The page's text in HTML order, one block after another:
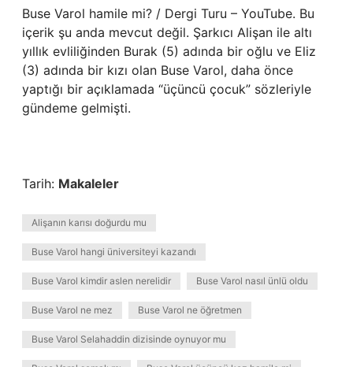
Buse Varol hamile mi? / Dergi Turu – YouTube. Bu
içerik şu anda mevcut değil. Şarkıcı Alişan ile altı
yıllık evliliğinden Burak (5) adında bir oğlu ve Eliz
(3) adında bir kızı olan Buse Varol, daha önce
yaptığı bir açıklamada “üçüncü çocuk” sözleriyle
gündeme gelmişti.
Tarih: Makaleler
Alişanın karısı doğurdu mu
Buse Varol hangi üniversiteyi kazandı
Buse Varol kimdir aslen nerelidir Buse Varol nasıl ünlü oldu
Buse Varol ne mez Buse Varol ne öğretmen
Buse Varol Selahaddin dizisinde oynuyor mu